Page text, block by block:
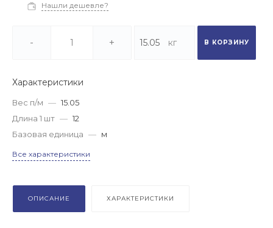
Нашли дешевле?
- + В КОРЗИНУ
Характеристики
Вес п/м — 15.05
Длина 1 шт — 12
Базовая единица — м
Все характеристики
ОПИСАНИЕ ХАРАКТЕРИСТИКИ